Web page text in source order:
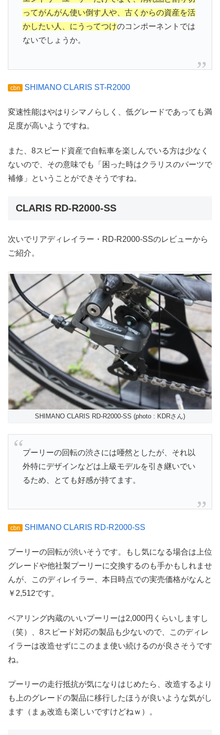
ってがんがん使い倒す人や、古くからの資産を活
かしたい人、にうってつけのコンポーネントでは
ないでしょうか。
cbn SHIMANO CLARIS ST-R2000
変速性能はやはりシマノらしく、低グレードであっても満
足度が高いようですね。
また、8スピード資産で自転車を楽しんでいる方は少なく
ないので、その意味でも「困った時はクラリスのパーツで
補修」ということができそうですね。
CLARIS RD-R2000-SS
次いでリアディレイラー・RD-R2000-SSのレビューから
ご紹介。
SHIMANO CLARIS RD-R2000-SS (photo : KDRさん)
プーリーの回転の渋さには唖然としたが、それ以
外特にデザインなどは上級モデルを引き継いでい
るため、とても好感が持てます。
cbn SHIMANO CLARIS RD-R2000-SS
プーリーの回転が渋いそうです。もし気になる場合は上位
グレードや他社製プーリーに交換するのも手かもしれませ
んが、このディレイラー、本日時点での実売価格がなんと
￥2,512です。
ベアリング内蔵のいいプーリーは2,000円くらいしますし
（笑）、8スピード対応の製品も少ないので、このディレ
イラーは改造せずにこのまま使い続けるのが良さそうです
ね。
プーリーの走行抵抗が気になりはじめたら、改造するより
も上のグレードの製品に移行したほうが良いような気がし
ます（まぁ改造も楽しいですけどねｗ）。